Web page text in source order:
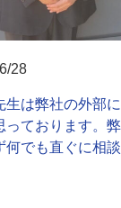
28
生は弊社の外部
っております。
何でも直ぐに相